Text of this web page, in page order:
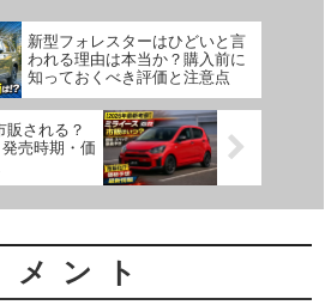
新型フォレスターはひどいと言
われる理由は本当か？購入前に
知っておくべき評価と注意点
販される？
売時期・価
メント